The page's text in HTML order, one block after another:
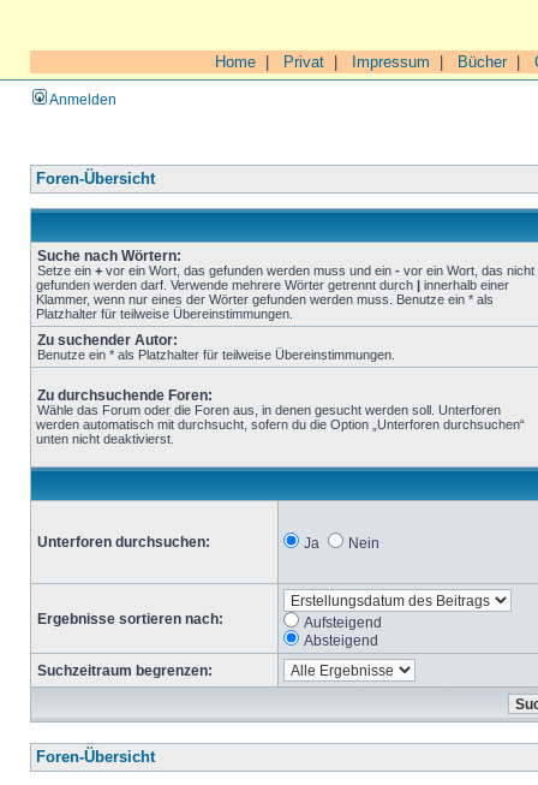
Home Privat Impressum Bücher|
Anmelden
Foren-Übersicht
Suche nach Wörtern:
Setze ein + vor ein Wort, das gefunden werden muss und ein - vor ein Wort, das nicht
gefunden werden darf. Verwende mehrere Wörter getrennt durch | innerhalb einer
Klammer, wenn nur eines der Wörter gefunden werden muss. Benutze ein * als
Platzhalter für teilweise Übereinstimmungen.
Zu suchender Autor:
Benutze ein * als Platzhalter für teilweise Übereinstimmungen.
Zu durchsuchende Foren:
Wähle das Forum oder die Foren aus, in denen gesucht werden soll. Unterforen
werden automatisch mit durchsucht, sofern du die Option „Unterforen durchsuchen“
unten nicht deaktivierst.
Unterforen durchsuchen: Ja Nein
Ergebnisse sortieren nach:
Aufsteigend
Absteigend
Suchzeitraum begrenzen:
Foren-Übersicht